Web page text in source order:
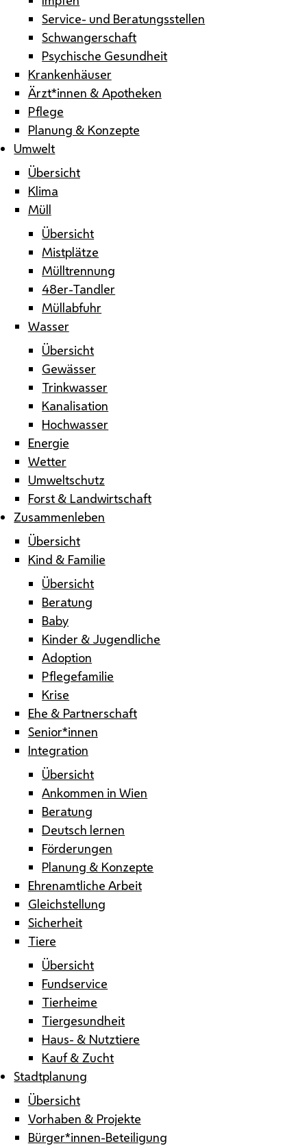
Service- und Beratungsstellen
Schwangerschaft
Psychische Gesundheit
Krankenhäuser
Ärzt*innen & Apotheken
Pflege
Planung & Konzepte
Umwelt
Übersicht
Klima
Müll
Übersicht
Mistplätze
Mülltrennung
48er-Tandler
Müllabfuhr
Wasser
Übersicht
Gewässer
Trinkwasser
Kanalisation
Hochwasser
Energie
Wetter
Umweltschutz
Forst & Landwirtschaft
Zusammenleben
Übersicht
Kind & Familie
Übersicht
Beratung
Baby
Kinder & Jugendliche
Adoption
Pflegefamilie
Krise
Ehe & Partnerschaft
Senior*innen
Integration
Übersicht
Ankommen in Wien
Beratung
Deutsch lernen
Förderungen
Planung & Konzepte
Ehrenamtliche Arbeit
Gleichstellung
Sicherheit
Tiere
Übersicht
Fundservice
Tierheime
Tiergesundheit
Haus- & Nutztiere
Kauf & Zucht
Stadtplanung
Übersicht
Vorhaben & Projekte
Bürger*innen-Beteiligung